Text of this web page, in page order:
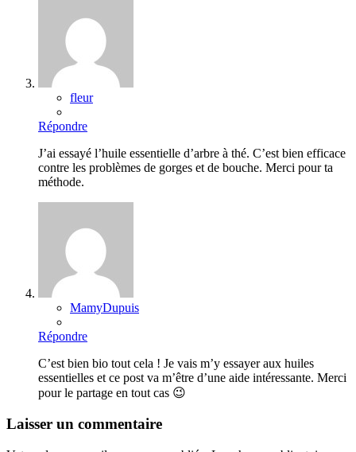
fleur
Répondre
J’ai essayé l’huile essentielle d’arbre à thé. C’est bien efficace
contre les problèmes de gorges et de bouche. Merci pour ta
méthode.
MamyDupuis
Répondre
C’est bien bio tout cela ! Je vais m’y essayer aux huiles
essentielles et ce post va m’être d’une aide intéressante. Merci
pour le partage en tout cas 😉
Laisser un commentaire